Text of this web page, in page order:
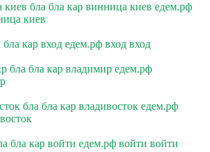
киев бла бла кар винница киев едем.рф
киев
бла кар вход едем.рф вход вход
бла бла кар владимир едем.рф
бла бла кар владивосток едем.рф
бла кар войти едем.рф войти войти